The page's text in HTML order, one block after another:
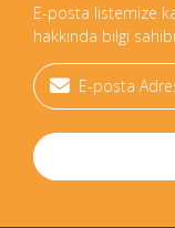
E-posta listemize
hakkında bilgi